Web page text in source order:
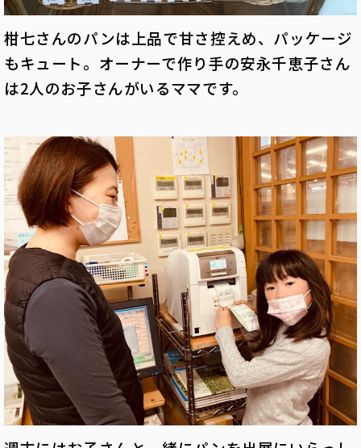
柑七さんのパンは上品で甘さ控えめ、パッケージ
もキュート。オーナーで作り手の安永千恵子さん
は2人のお子さんがいるママです。